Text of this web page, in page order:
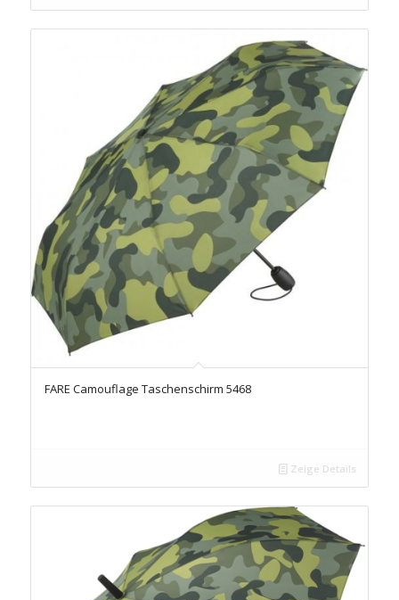
FARE Camouflage Taschenschirm 5468
Zeige Details